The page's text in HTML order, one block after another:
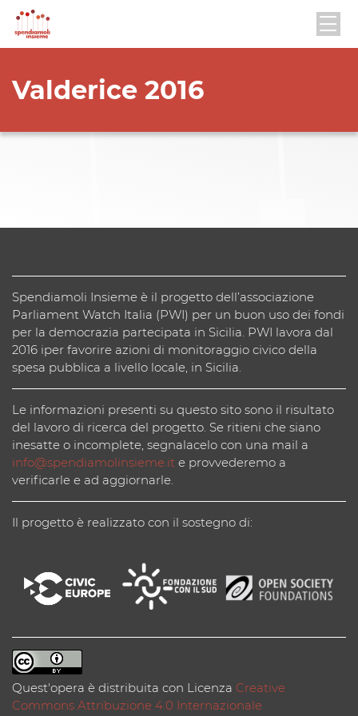
Valderice 2016
Spendiamoli Insieme è il progetto dell’associazione
Parliament Watch Italia (PWI) per un buon uso dei fondi
per la democrazia partecipata in Sicilia. PWI lavora dal
2016 iper favorire azioni di monitoraggio civico della
spesa pubblica a livello locale, in Sicilia.
Le informazioni presenti su questo sito sono il risultato
del lavoro di ricerca del progetto. Se ritieni che siano
inesatte o incomplete, segnalacelo con una mail a
info@spendiamolinsieme.it e provvederemo a
verificarle e ad aggiornarle.
Il progetto è realizzato con il sostegno di:
Quest'opera è distribuita con Licenza Creative
Commons Attribuzione 4.0 Internazionale